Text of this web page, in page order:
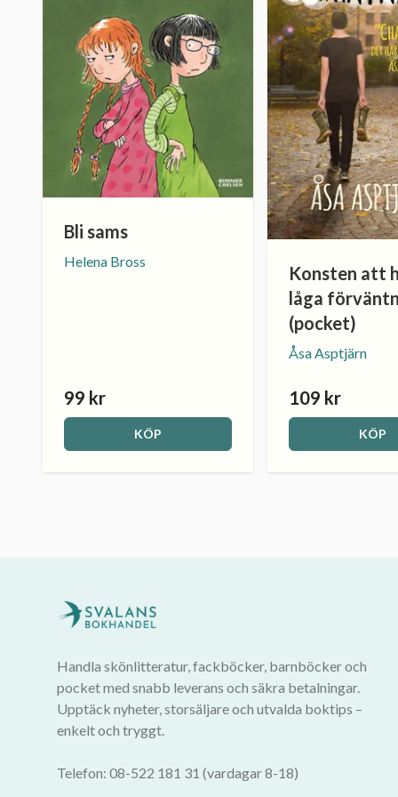
Bli sams
Helena Bross
99 kr
KÖP
Konsten att
låga
(pocket)
Åsa Asptjärn
109 kr
KÖP
Handla skönlitteratur, fackböcker, barnböcker och
pocket med snabb leverans och säkra betalningar.
Upptäck nyheter, storsäljare och utvalda boktips –
enkelt och tryggt.
Telefon: 08-522 181 31 (vardagar 8-18)